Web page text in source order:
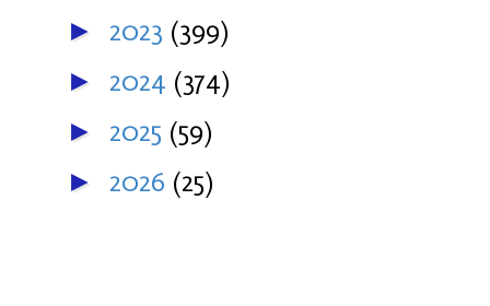
► 2023 (399)
► 2024 (374)
► 2025 (59)
► 2026 (25)